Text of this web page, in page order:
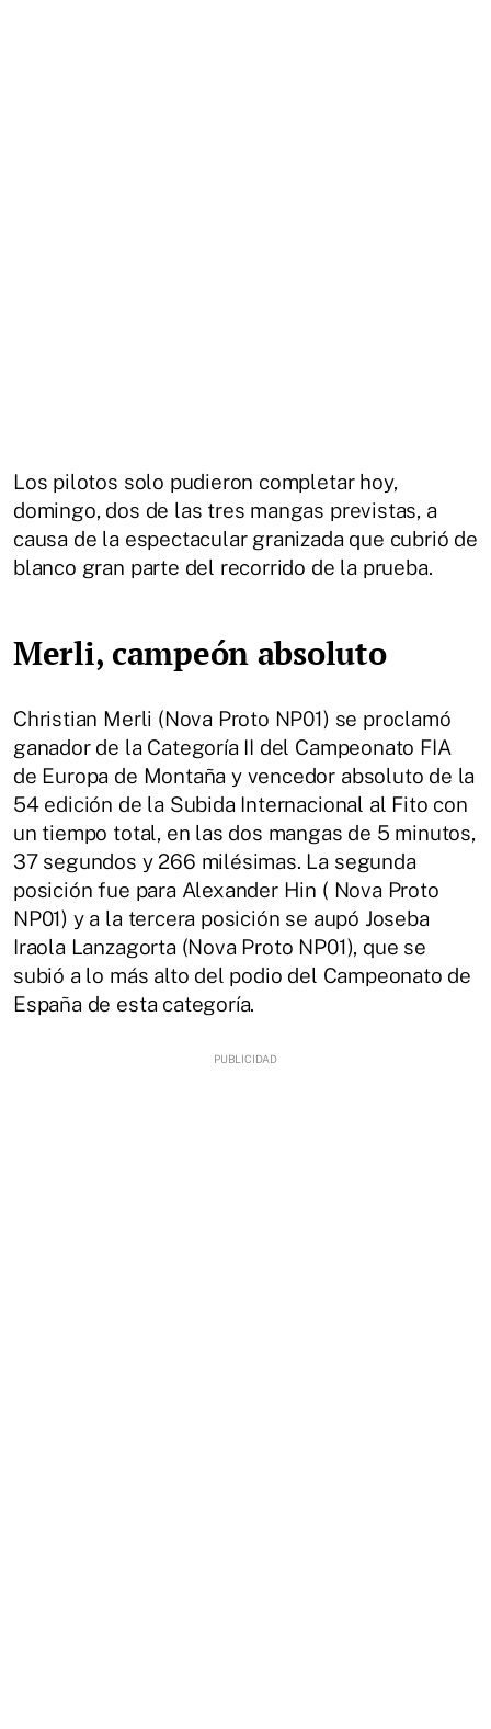
Los pilotos solo pudieron completar hoy,
domingo, dos de las tres mangas previstas, a
causa de la espectacular granizada que cubrió de
blanco gran parte del recorrido de la prueba.
Merli, campeón absoluto
Christian Merli (Nova Proto NP01) se proclamó
ganador de la Categoría II del Campeonato FIA
de Europa de Montaña y vencedor absoluto de la
54 edición de la Subida Internacional al Fito con
un tiempo total, en las dos mangas de 5 minutos,
37 segundos y 266 milésimas. La segunda
posición fue para Alexander Hin ( Nova Proto
NP01) y a la tercera posición se aupó Joseba
Iraola Lanzagorta (Nova Proto NP01), que se
subió a lo más alto del podio del Campeonato de
España de esta categoría.